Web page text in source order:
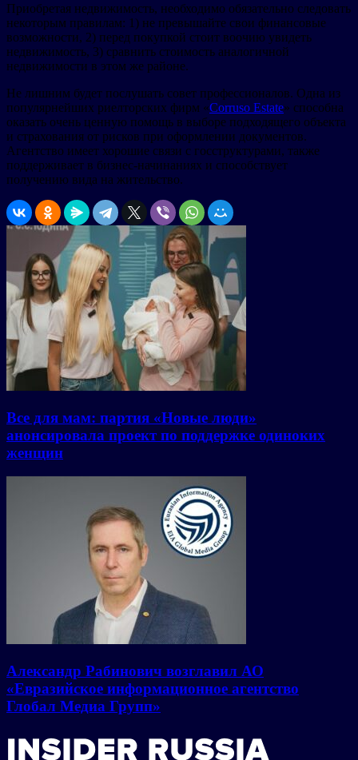
Приобретая недвижимость, необходимо обязательно следовать
некоторым правилам: 1) не превышайте свои финансовые
возможности, 2) перед покупкой стоит воочию увидеть
недвижимость, 3) сравнить стоимость аналогичной
недвижимости в этом же районе.
Не лишним будет послушать совет профессионалов. Одна из
популярнейших риелторских фирм «Corruso Estate» способна
оказать очень ценную помощь в выборе подходящего объекта
и страхования от рисков при оформлении документов.
Агентство имеет хорошие связи с госструктурами, также
поддерживает в бизнес-начинаниях и способствует
получению вида на жительство.
Все для мам: партия «Новые люди»
анонсировала проект по поддержке одиноких
женщин
Александр Рабинович возглавил АО
«Евразийское информационное агентство
Глобал Медиа Групп»